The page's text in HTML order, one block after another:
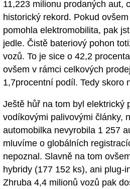
11,223 milionu prodaných aut,
historický rekord. Pokud
pomohla elektromobilita, pak
jedle. Čistě bateriový pohon
vozů. To je sice o 42,2
ovšem v rámci celkových
1,7procentní podíl. Tedy skoro
Ještě hůř na tom byl elektrický
vodíkovými palivovými články,
automobilka nevyrobila 1 257
mluvíme o globálních
nepoznal. Slavně na tom
hybridy (177 152 ks), ani plug-
Zhruba 4,4 milionů vozů pak